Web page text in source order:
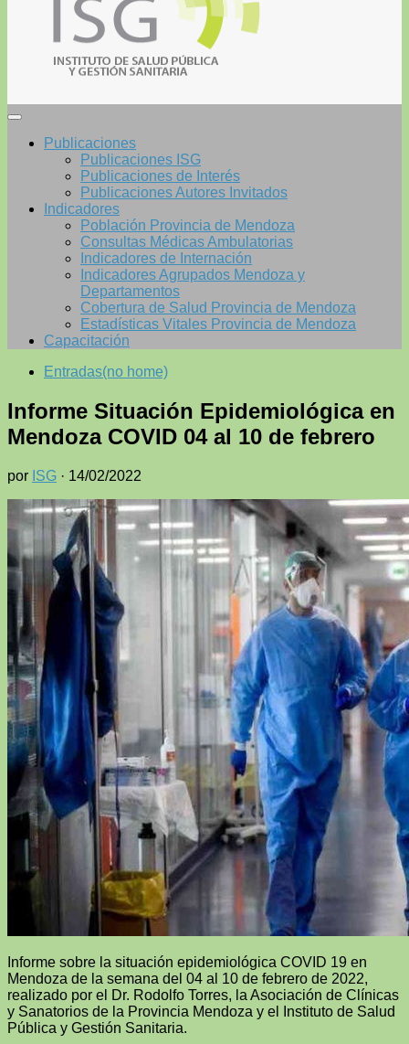
Publicaciones
Publicaciones ISG
Publicaciones de Interés
Publicaciones Autores Invitados
Indicadores
Población Provincia de Mendoza
Consultas Médicas Ambulatorias
Indicadores de Internación
Indicadores Agrupados Mendoza y
Departamentos
Cobertura de Salud Provincia de Mendoza
Estadísticas Vitales Provincia de Mendoza
Capacitación
Entradas(no home)
Informe Situación Epidemiológica en
Mendoza COVID 04 al 10 de febrero
por ISG · 14/02/2022
Informe sobre la situación epidemiológica COVID 19 en
Mendoza de la semana del 04 al 10 de febrero de 2022,
realizado por el Dr. Rodolfo Torres, la Asociación de Clínicas
y Sanatorios de la Provincia Mendoza y el Instituto de Salud
Pública y Gestión Sanitaria.